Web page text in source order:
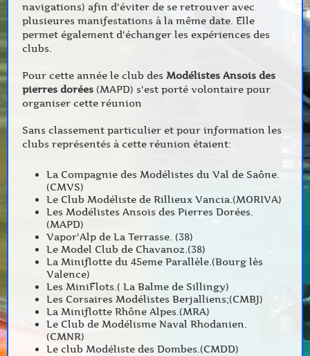
navigations) afin d'éviter de se retrouver avec
plusieures manifestations à la même date. Elle
permet également d'échanger les expériences des
clubs.
Pour cette année le club des Modélistes Ansois des
pierres dorées (MAPD) s'est porté volontaire pour
organiser cette réunion
Sans classement particulier et pour information les
clubs représentés à cette réunion étaient:
La Compagnie des Modélistes du Val de Saône.
(CMVS)
Le Club Modéliste de Rillieux Vancia.(MORIVA)
Les Modélistes Ansois des Pierres Dorées.
(MAPD)
Vapor'Alp de La Terrasse. (38)
Le Model Club de Chavanoz.(38)
La Miniflotte du 45eme Parallèle.(Bourg lès
Valence)
Les MiniFlots.( La Balme de Sillingy)
Les Corsaires Modélistes Berjalliens;(CMBJ)
La Miniflotte Rhône Alpes.(MRA)
Le Club de Modélisme Naval Rhodanien.
(CMNR)
Le club Modéliste des Dombes.(CMDD)